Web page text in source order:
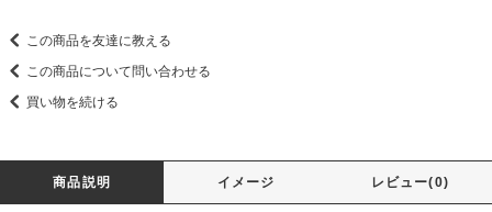
この商品を友達に教える
この商品について問い合わせる
買い物を続ける
商品説明 イメージ レビュー(0)